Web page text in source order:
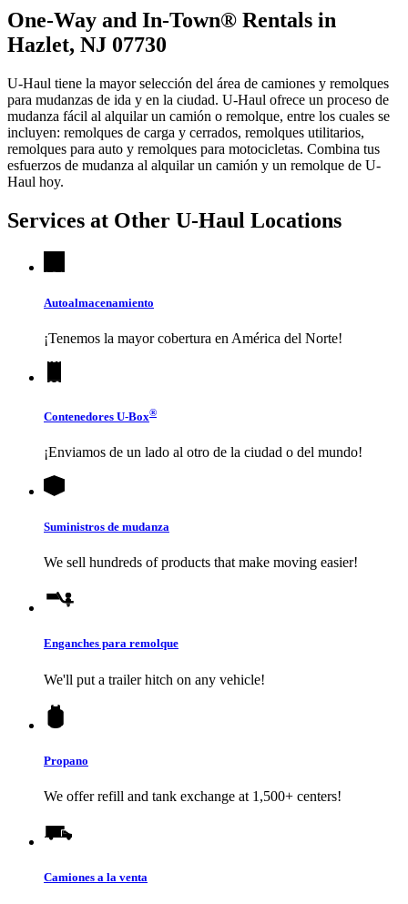
One-Way and In-Town® Rentals in
Hazlet, NJ 07730
U-Haul tiene la mayor selección del área de camiones y remolques
para mudanzas de ida y en la ciudad. U-Haul ofrece un proceso de
mudanza fácil al alquilar un camión o remolque, entre los cuales se
incluyen: remolques de carga y cerrados, remolques utilitarios,
remolques para auto y remolques para motocicletas. Combina tus
esfuerzos de mudanza al alquilar un camión y un remolque de U-
Haul hoy.
Services at Other U-Haul Locations
Autoalmacenamiento
¡Tenemos la mayor cobertura en América del Norte!
Contenedores U-Box®
¡Enviamos de un lado al otro de la ciudad o del mundo!
Suministros de mudanza
We sell hundreds of products that make moving easier!
Enganches para remolque
We'll put a trailer hitch on any vehicle!
Propano
We offer refill and tank exchange at 1,500+ centers!
Camiones a la venta